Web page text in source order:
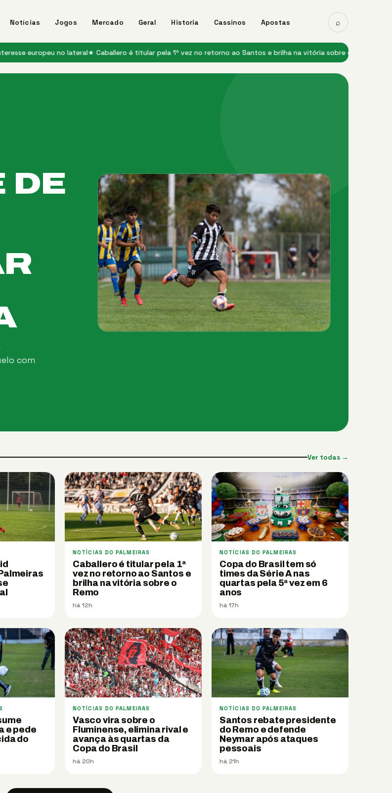
Notícias Jogos Mercado Geral Historia Cassinos Apostas ⌕
no lateral★ Caballero é titular pela 1ª vez no retorno ao Santos e brilha na vitória sobre o Remo★ Heittor
DE
com
Ver todas →
NOTÍCIAS DO PALMEIRAS
Caballero é titular pela 1ª
vez no retorno ao Santos e
brilha na vitória sobre o
Remo
há 12h
NOTÍCIAS DO PALMEIRAS
Copa do Brasil tem só
times da Série A nas
quartas pela 5ª vez em 6
anos
há 17h
e pede
do
NOTÍCIAS DO PALMEIRAS
Vasco vira sobre o
Fluminense, elimina rival e
avança às quartas da
Copa do Brasil
há 20h
NOTÍCIAS DO PALMEIRAS
Santos rebate presidente
do Remo e defende
Neymar após ataques
pessoais
há 21h